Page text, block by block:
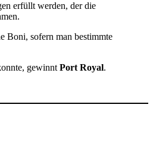
erfüllt werden, der die
Boni, sofern man bestimmte
gewinnt Port Royal.